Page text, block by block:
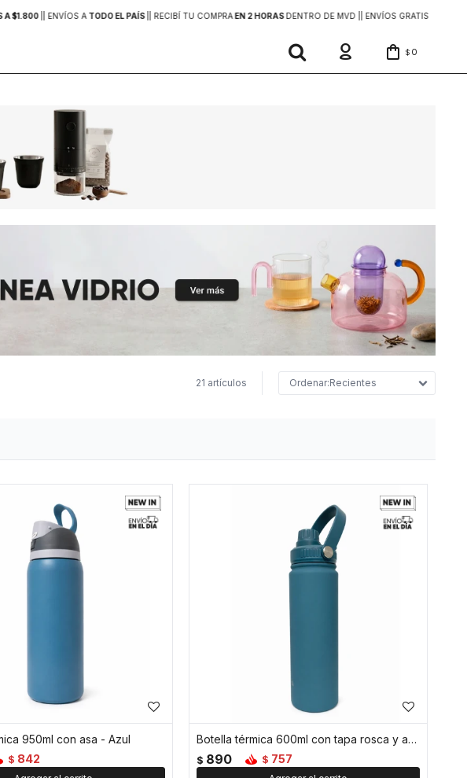
A $1.800 | ENVÍOS A TODO EL PAÍS | RECIBÍ TU COMPRAEN 2 HORASDENTRO DE MVD | | ENVÍOS GRATIS
$ 0
21 artículos Recientes
950ml con asa - Azul
$ 842
Botella térmica 600ml con tapa rosca y asa - Azul
$ 890 $ 757